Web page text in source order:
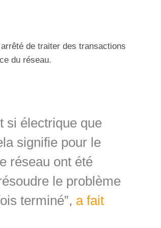
de traiter des transactions
du réseau.
si électrique que
signifie pour le
réseau ont été
le problème
terminé”, a fait